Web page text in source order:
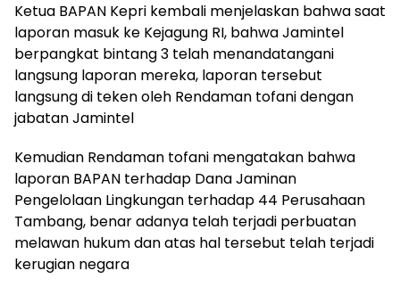
Ketua BAPAN Kepri kembali menjelaskan bahwa saat
laporan masuk ke Kejagung RI, bahwa Jamintel
berpangkat bintang 3 telah menandatangani
langsung laporan mereka, laporan tersebut
langsung di teken oleh Rendaman tofani dengan
jabatan Jamintel
Kemudian Rendaman tofani mengatakan bahwa
laporan BAPAN terhadap Dana Jaminan
Pengelolaan Lingkungan terhadap 44 Perusahaan
Tambang, benar adanya telah terjadi perbuatan
melawan hukum dan atas hal tersebut telah terjadi
kerugian negara